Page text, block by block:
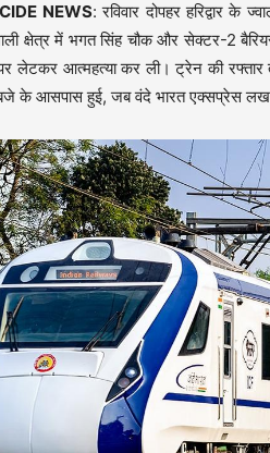
NEWS: रविवार दोपहर हरिद्वार के
क्षेत्र में भगत सिंह चौक और सेक्टर-2
लेटकर आत्महत्या कर ली। ट्रेन की रफ्तार
के आसपास हुई, जब वंदे भारत एक्सप्रेस